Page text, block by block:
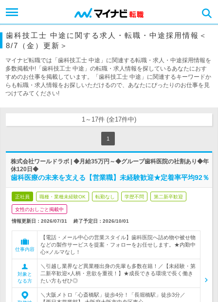
歯科技工士 中途に関する求人・転職・中途採用情報＜
8/7（金）更新＞
マイナビ転職では「歯科技工士 中途」に関連する転職・求人・中途採用情報を
多数掲載中!「歯科技工士 中途」の転職・求人情報を探しているあなたにおす
すめのお仕事を掲載しています。「歯科技工士 中途」に関連するキーワードか
らも転職・求人情報をお探しいただけるので、あなたにぴったりのお仕事を見
つけてみてください!
1～17件 (全17件中)
1
株式会社ワールドラボ | ◆月給35万円～◆グループ歯科医院の社割あり◆年
休120日◆
歯科医療の未来を支える【営業職】未経験歓迎★定着率平均92％
正社員 職種・業種未経験OK 転勤なし 学歴不問 第二新卒歓迎
女性のおしごと掲載中
情報更新日：2026/07/31 終了予定日： 2026/10/01
仕事内容
【電話・メール中心の営業スタイル】歯科医院へ詰め物や被せ物
などの製作サービスを提案・フォローをお任せします。★内勤中
心×ノルマなし！
対象と
なる方
＼引越し業界など異業種出身の先輩も多数在籍！／【未経験・第
二新卒歓迎×人柄・意欲を重視！】★成長できる環境で長く働き
たい方もぜひ◎
＼大阪メトロ「心斎橋駅」徒歩4分！「長堀橋駅」徒歩3分／